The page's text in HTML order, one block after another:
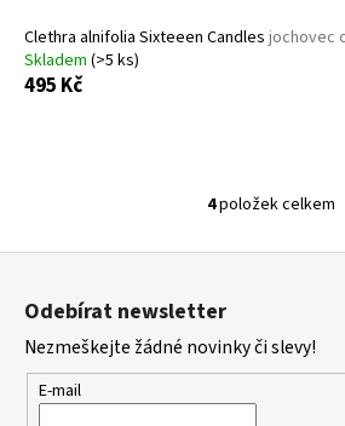
Clethra alnifolia Sixteeen Candles jochovec
Skladem (>5 ks)
495 Kč
O
v
a
c
4položek celkem
Z
Odebírat newsletter
Nezmeškejte žádné novinky či slevy!
E-mail